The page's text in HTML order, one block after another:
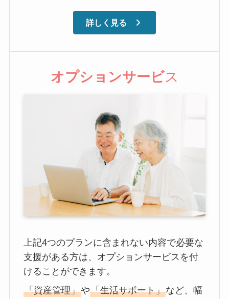
詳しく見る
オプションサービス
上記4つのプランに含まれない内容で必要な
支援がある方は、オプションサービスを付
けることができます。
「資産管理」や「生活サポート」など、幅